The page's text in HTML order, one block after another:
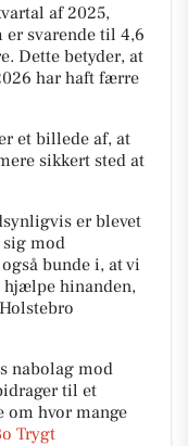
af 2025,
svarende til 4,6
Dette betyder, at
har haft færre
et billede af, at
sikkert sted at
er blevet
mod
bunde i, at vi
hjælpe hinanden,
nabolag mod
til et
om hvor mange
Trygt